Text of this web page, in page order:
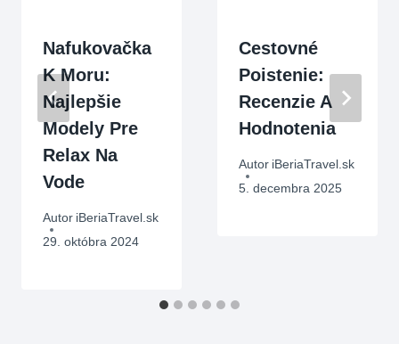
Nafukovačka
K Moru:
Najlepšie
Modely Pre
Relax Na
Vode
Autor iBeriaTravel.sk
29. októbra 2024
Cestovné
Poistenie:
Recenzie A
Hodnotenia
Autor iBeriaTravel.sk
5. decembra 2025